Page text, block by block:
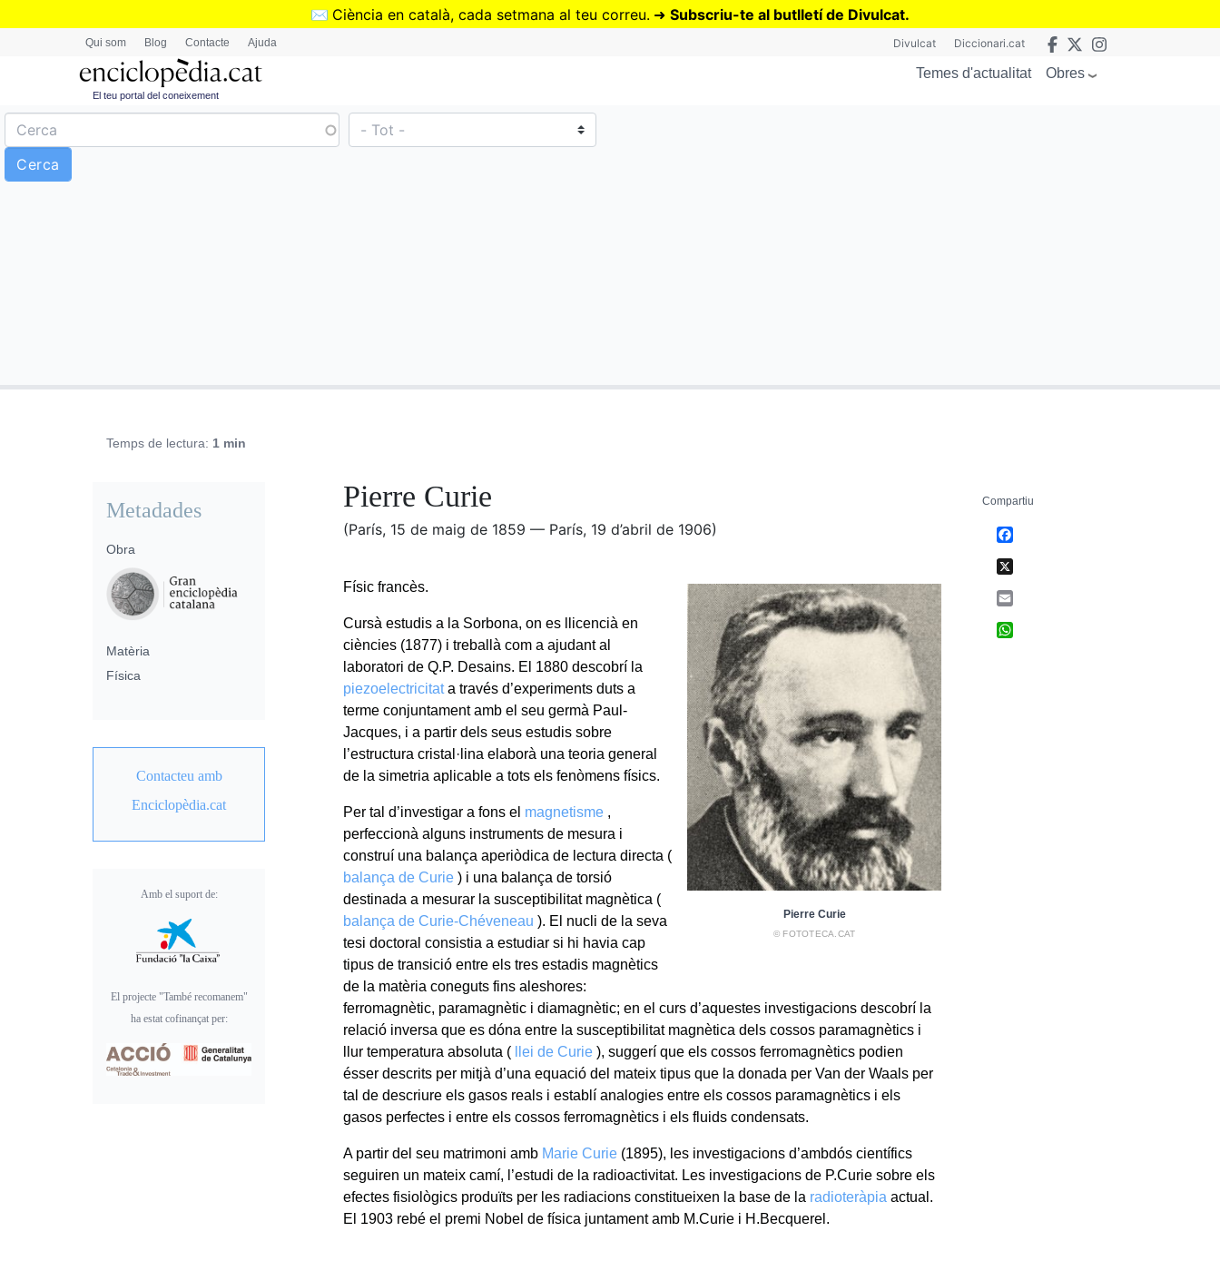
Vés
✉️ Ciència en català, cada setmana al teu correu. ➜ Subscriu-te al butlletí de Divulcat.
Qui som Blog Contacte Ajuda Divulcat Diccionari.cat
El teu portal del coneixement
Temes d'actualitat Obres
Temps de lectura: 1 min
Pierre Curie
(París, 15 de maig de 1859 — París, 19 d’abril de 1906)
Pierre Curie
© FOTOTECA.CAT
Físic francès.
Cursà estudis a la Sorbona, on es llicencià en
ciències (1877) i treballà com a ajudant al
laboratori de Q.P. Desains. El 1880 descobrí la
piezoelectricitata través d’experiments duts a
terme conjuntament amb el seu germà Paul-
Jacques, i a partir dels seus estudis sobre
l’estructura cristal·lina elaborà una teoria general
de la simetria aplicable a tots els fenòmens físics.
Per tal d’investigar a fons el magnetisme ,
perfeccionà alguns instruments de mesura i
construí una balança aperiòdica de lectura directa (
balança de Curie ) i una balança de torsió
destinada a mesurar la susceptibilitat magnètica (
balança de Curie-Chéveneau ). El nucli de la seva
tesi doctoral consistia a estudiar si hi havia cap
tipus de transició entre els tres estadis magnètics
de la matèria coneguts fins aleshores:
ferromagnètic, paramagnètic i diamagnètic; en el curs d’aquestes investigacions descobrí la
relació inversa que es dóna entre la susceptibilitat magnètica dels cossos paramagnètics i
llur temperatura absoluta (
llei de Curie ), suggerí que els cossos ferromagnètics podien
ésser descrits per mitjà d’una equació del mateix tipus que la donada per Van der Waals per
tal de descriure els gasos reals i establí analogies entre els cossos paramagnètics i els
gasos perfectes i entre els cossos ferromagnètics i els fluids condensats.
A partir del seu matrimoni amb Marie Curie (1895), les investigacions d’ambdós científics
seguiren un mateix camí, l’estudi de la radioactivitat. Les investigacions de P.Curie sobre els
efectes fisiològics produïts per les radiacions constitueixen la base de la radioteràpia actual.
El 1903 rebé el premi Nobel de física juntament amb M.Curie i H.Becquerel.
Metadades
Obra
Matèria
Física
Contacteu amb
Enciclopèdia.cat
Amb el suport de:
El projecte "També recomanem"
ha estat cofinançat per:
Compartiu